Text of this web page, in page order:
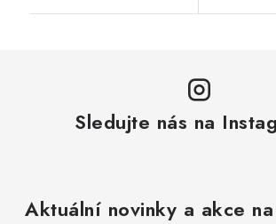
Sledujte nás na
Aktuální novinky a akce